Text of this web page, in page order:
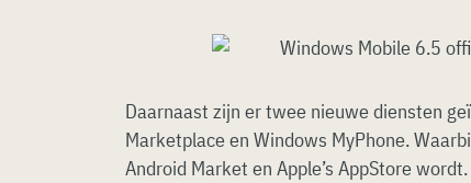
Daarnaast zijn er twee nieuwe diensten
Marketplace en Windows MyPhone.
Android Market en Apple’s AppStore